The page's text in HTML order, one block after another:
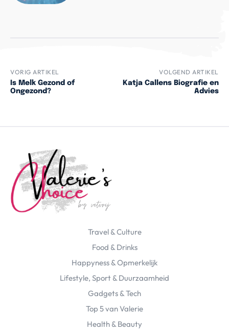
VORIG ARTIKEL
Is Melk Gezond of
Ongezond?
VOLGEND ARTIKEL
Katja Callens Biografie en
Advies
Travel & Culture
Food & Drinks
Happyness & Opmerkelijk
Lifestyle, Sport & Duurzaamheid
Gadgets & Tech
Top 5 van Valerie
Health & Beauty